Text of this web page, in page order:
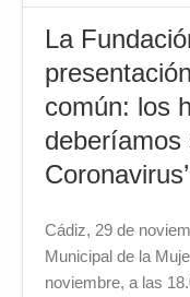
La
común: los
deberíamos
Cádiz, 29 de
Municipal de la
noviembre, a las